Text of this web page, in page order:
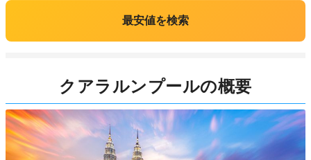
最安値を検索
クアラルンプールの概要